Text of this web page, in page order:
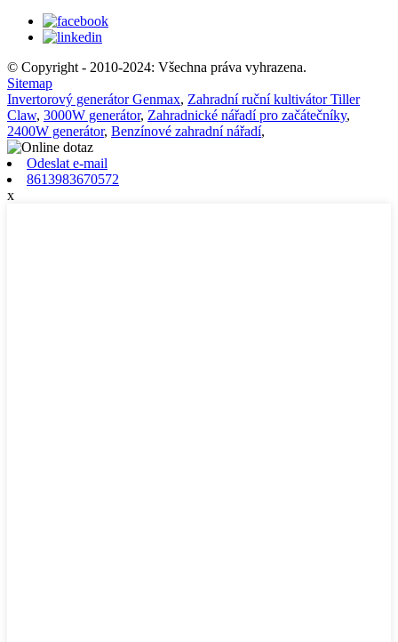
© Copyright - 2010-2024: Všechna práva vyhrazena.
Sitemap
Invertorový generátor Genmax, Zahradní ruční kultivátor Tiller
Claw, 3000W generátor, Zahradnické nářadí pro začátečníky,
2400W generátor, Benzínové zahradní nářadí,
Odeslat e-mail
8613983670572
x